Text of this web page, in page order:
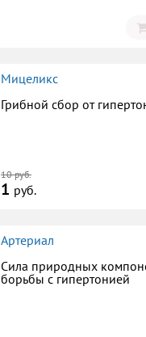
Мицеликс
Грибной сбор от
10 руб.
1 руб.
Артериал
Сила природных
борьбы с гипертонией